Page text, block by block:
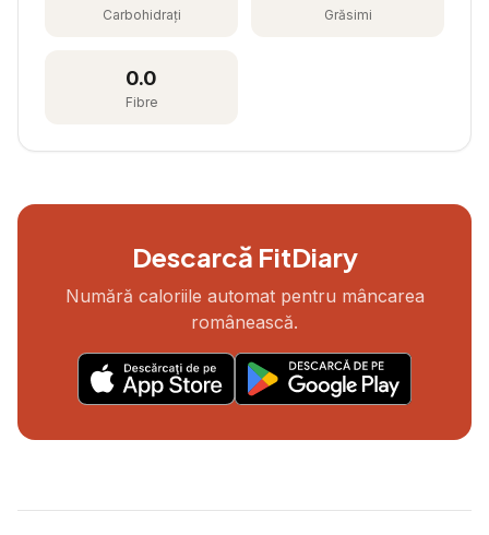
Carbohidrați Grăsimi
0.0
Fibre
Descarcă FitDiary
Numără caloriile automat pentru mâncarea
românească.